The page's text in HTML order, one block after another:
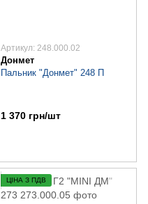
Артикул: 248.000.02
Донмет
Пальник "Донмет" 248 П
1 370 грн/шт
ЦІНА З ПДВ